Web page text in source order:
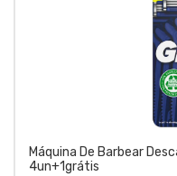
Máquina De Barbear
4un+1grátis